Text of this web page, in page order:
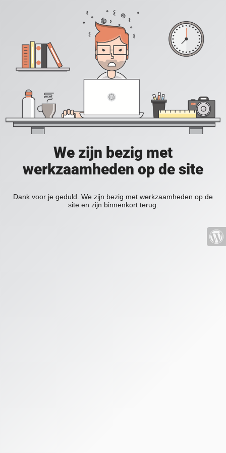
We zijn bezig met
werkzaamheden op de site
Dank voor je geduld. We zijn bezig met werkzaamheden op de
site en zijn binnenkort terug.